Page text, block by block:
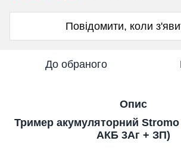
Повідомити, коли
До обраного
Опис
Тример акумуляторний Stromo
АКБ 3Аг + ЗП)